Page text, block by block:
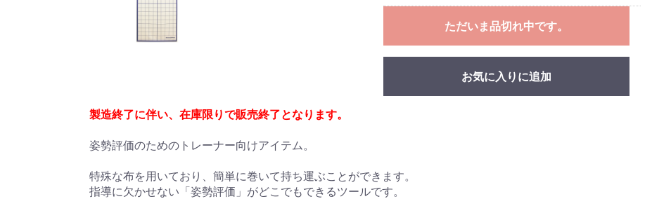
ただいま品切れ中です。
お気に入りに追加
製造終了に伴い、在庫限りで販売終了となります。
姿勢評価のためのトレーナー向けアイテム。
特殊な布を用いており、簡単に巻いて持ち運ぶことができます。
指導に欠かせない「姿勢評価」がどこでもできるツールです。